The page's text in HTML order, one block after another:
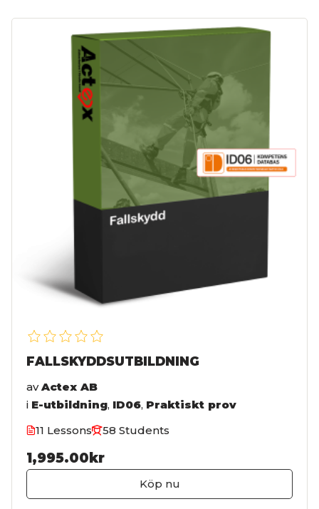
FALLSKYDDSUTBILDNING
av Actex AB
i E-utbildning, ID06, Praktiskt prov
11 Lessons
58 Students
1,995.00kr
Köp nu